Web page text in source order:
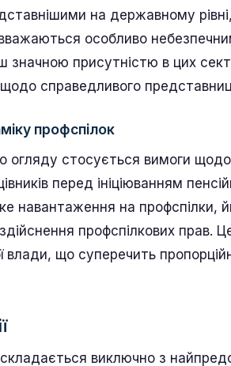
на державному рівні,
особливо
значною присутністю в цих
справедливого
профспілок
стосується вимоги щодо
перед ініціюванням
навантаження на профспілки,
профспілкових прав.
влади, що суперечить
складається виключно з